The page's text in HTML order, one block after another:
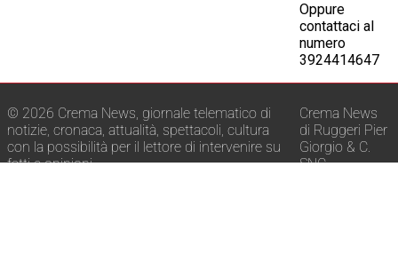
Oppure
contattaci al
numero
3924414647
© 2026 Crema News, giornale telematico di
notizie, cronaca, attualità, spettacoli, cultura
con la possibilità per il lettore di intervenire su
fatti e opinioni.
Crema News
di Ruggeri Pier
Giorgio & C.
SNC